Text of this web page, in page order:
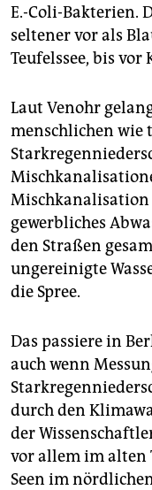
E.-Coli-Bakterien.
seltener vor als
Teufelssee, bis vor
Laut Venohr
menschlichen wie
Mischkanalisation
gewerbliches
den Straßen
ungereinigte
die Spree.
Das passiere in
auch wenn
durch den
der
vor allem im alten
Seen im